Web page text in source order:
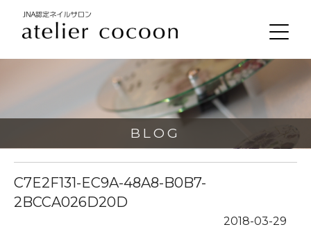
BLOG
C7E2F131-EC9A-48A8-B0B7-
2BCCA026D20D
2018-03-29